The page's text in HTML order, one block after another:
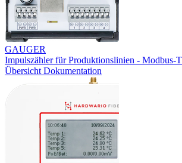
GAUGER
Impulszähler für Produktionslinien - Modbus-
Übersicht Dokumentation